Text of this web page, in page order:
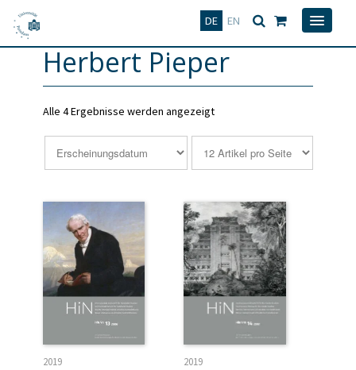
DE EN
Deutsch
Herbert Pieper
Alle 4 Ergebnisse werden angezeigt
2019 2019